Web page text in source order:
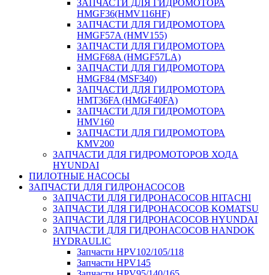
ЗАПЧАСТИ ДЛЯ ГИДРОМОТОРА
HMGF36(HMV116HF)
ЗАПЧАСТИ ДЛЯ ГИДРОМОТОРА
HMGF57A (HMV155)
ЗАПЧАСТИ ДЛЯ ГИДРОМОТОРА
HMGF68A (HMGF57LA)
ЗАПЧАСТИ ДЛЯ ГИДРОМОТОРА
HMGF84 (MSF340)
ЗАПЧАСТИ ДЛЯ ГИДРОМОТОРА
HMT36FA (HMGF40FA)
ЗАПЧАСТИ ДЛЯ ГИДРОМОТОРА
HMV160
ЗАПЧАСТИ ДЛЯ ГИДРОМОТОРА
KMV200
ЗАПЧАСТИ ДЛЯ ГИДРОМОТОРОВ ХОДА
HYUNDAI
ПИЛОТНЫЕ НАСОСЫ
ЗАПЧАСТИ ДЛЯ ГИДРОНАСОСОВ
ЗАПЧАСТИ ДЛЯ ГИДРОНАСОСОВ HITACHI
ЗАПЧАСТИ ДЛЯ ГИДРОНАСОСОВ KOMATSU
ЗАПЧАСТИ ДЛЯ ГИДРОНАСОСОВ HYUNDAI
ЗАПЧАСТИ ДЛЯ ГИДРОНАСОСОВ HANDOK
HYDRAULIC
Запчасти HPV102/105/118
Запчасти HPV145